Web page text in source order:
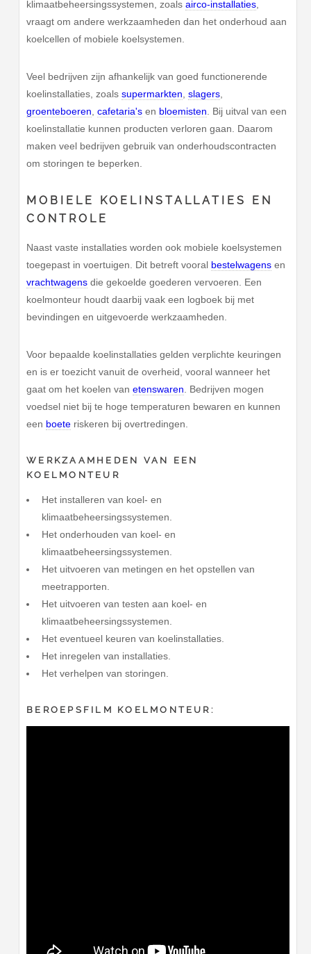
klimaatbeheersingssystemen, zoalsairco-installaties
vraagt om andere werkzaamheden dan het onderhoud aan
koelcellen of mobiele koelsystemen.
Veel bedrijven zijn afhankelijk van goed functionerende
koelinstallaties, zoalssupermarkten ,slagers
groenteboeren ,cafetaria's en bloemisten . Bij uitval van een
koelinstallatie kunnen producten verloren gaan. Daarom
maken veel bedrijven gebruik van onderhoudscontracten
om storingen te beperken.
MOBIELE KOELINSTALLATIES EN
CONTROLE
Naast vaste installaties worden ook mobiele koelsystemen
toegepast in voertuigen. Dit betreft vooral bestelwagens en
vrachtwagens die gekoelde goederen vervoeren. Een
koelmonteur houdt daarbij vaak een logboek bij met
bevindingen en uitgevoerde werkzaamheden.
Voor bepaalde koelinstallaties gelden verplichte keuringen
en is er toezicht vanuit de overheid, vooral wanneer het
gaat om het koelen vanetenswaren . Bedrijven mogen
voedsel niet bij te hoge temperaturen bewaren en kunnen
een boete riskeren bij overtredingen.
WERKZAAMHEDEN VAN EEN
KOELMONTEUR
Het installeren van koel- en
klimaatbeheersingssystemen.
Het onderhouden van koel- en
klimaatbeheersingssystemen.
Het uitvoeren van metingen en het opstellen van
meetrapporten.
Het uitvoeren van testen aan koel- en
klimaatbeheersingssystemen.
Het eventueel keuren van koelinstallaties.
Het inregelen van installaties.
Het verhelpen van storingen.
BEROEPSFILM KOELMONTEUR: